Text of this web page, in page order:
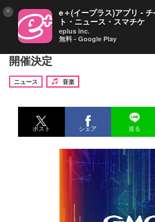
『GMO SONIC 2026』1月に
開催決定
ニュース
音楽
ポスト シェア 送る
× e＋(イープラス)アプリ - チ
ト・ニュース・スマチケ
eplus inc.
無料 - Google Play